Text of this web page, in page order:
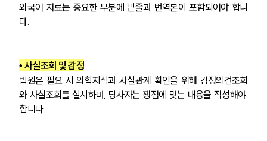
외국어 자료는 중요한 부분에 밑줄과 번역본이 포함되어야 합니
다.
• 사실조회 및 감정
법원은 필요 시 의학지식과 사실관계 확인을 위해 감정의견조회
와 사실조회를 실시하며, 당사자는 쟁점에 맞는 내용을 작성해야
합니다.